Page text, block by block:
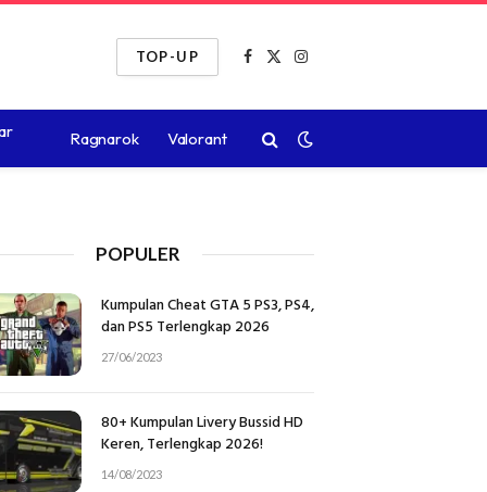
TOP-UP
Facebook
X
Instagram
Ragnarok Valorant
POPULER
Kumpulan Cheat GTA 5 PS3, PS4,
dan PS5 Terlengkap 2026
27/06/2023
80+ Kumpulan Livery Bussid HD
Keren, Terlengkap 2026!
14/08/2023